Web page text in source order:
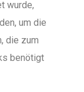
wurde,
um die
die zum
benötigt